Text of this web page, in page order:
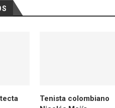
Tenista colombiano